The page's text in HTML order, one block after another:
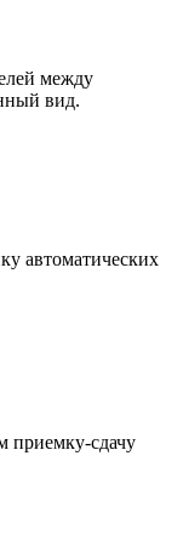
между
вид.
автоматических
приемку-сдачу